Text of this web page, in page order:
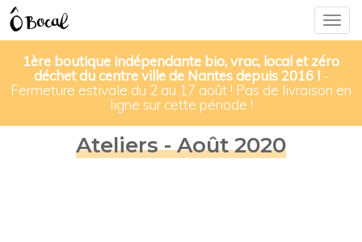
1ère boutique indépendante bio, vrac, local et zéro
déchet du centre ville de Nantes depuis 2016 ! -
Fermeture estivale du 2 au 17 août ! Pas de livraison en
ligne sur cette période !
Ateliers - Août 2020